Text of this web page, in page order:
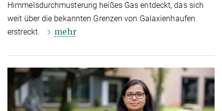
Himmelsdurchmusterung heißes Gas entdeckt, das sich
weit über die bekannten Grenzen von Galaxienhaufen
erstreckt.
mehr